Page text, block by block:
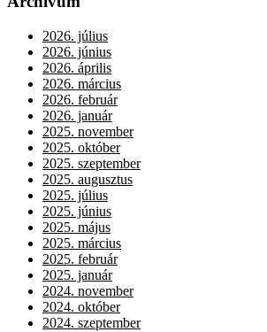
2026. július
2026. június
2026. április
2026. március
2026. február
2026. január
2025. november
2025. október
2025. szeptember
2025. augusztus
2025. július
2025. június
2025. május
2025. március
2025. február
2025. január
2024. november
2024. október
2024. szeptember